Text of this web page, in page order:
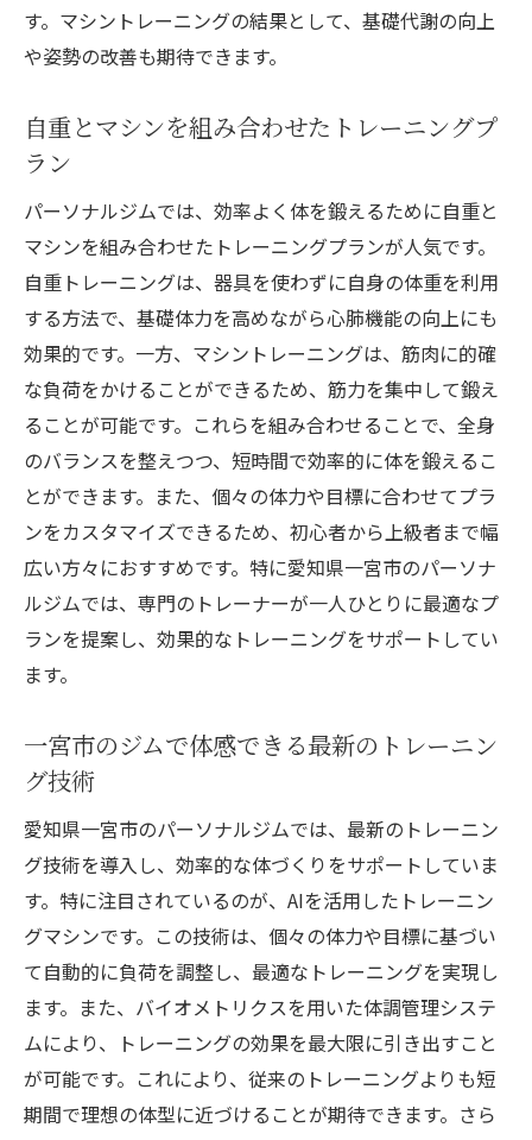
す。マシントレーニングの結果として、基礎代謝の向上
や姿勢の改善も期待できます。
自重とマシンを組み合わせたトレーニングプ
ラン
パーソナルジムでは、効率よく体を鍛えるために自重と
マシンを組み合わせたトレーニングプランが人気です。
自重トレーニングは、器具を使わずに自身の体重を利用
する方法で、基礎体力を高めながら心肺機能の向上にも
効果的です。一方、マシントレーニングは、筋肉に的確
な負荷をかけることができるため、筋力を集中して鍛え
ることが可能です。これらを組み合わせることで、全身
のバランスを整えつつ、短時間で効率的に体を鍛えるこ
とができます。また、個々の体力や目標に合わせてプラ
ンをカスタマイズできるため、初心者から上級者まで幅
広い方々におすすめです。特に愛知県一宮市のパーソナ
ルジムでは、専門のトレーナーが一人ひとりに最適なプ
ランを提案し、効果的なトレーニングをサポートしてい
ます。
一宮市のジムで体感できる最新のトレーニン
グ技術
愛知県一宮市のパーソナルジムでは、最新のトレーニン
グ技術を導入し、効率的な体づくりをサポートしていま
す。特に注目されているのが、AIを活用したトレーニン
グマシンです。この技術は、個々の体力や目標に基づい
て自動的に負荷を調整し、最適なトレーニングを実現し
ます。また、バイオメトリクスを用いた体調管理システ
ムにより、トレーニングの効果を最大限に引き出すこと
が可能です。これにより、従来のトレーニングよりも短
期間で理想の体型に近づけることが期待できます。さら